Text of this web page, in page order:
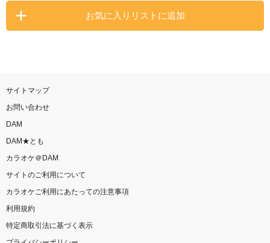
自宅でカラオケ歌い放題！
家族や友達と一緒に！練習にも！
お気に入りリストに追加
サイトマップ
お問い合わせ
DAM
DAM★とも
カラオケ＠DAM
サイトのご利用について
カラオケご利用にあたっての注意事項
利用規約
特定商取引法に基づく表示